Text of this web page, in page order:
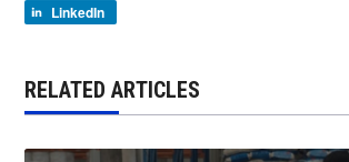
LinkedIn
RELATED ARTICLES